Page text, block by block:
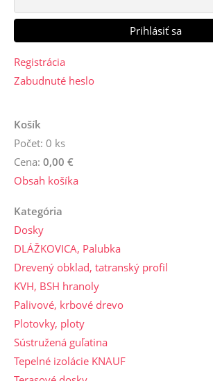
Registrácia
Zabudnuté heslo
Košík
Počet: 0 ks
Cena: 0,00 €
Obsah košíka
Kategória
Dosky
DLÁŽKOVICA, Palubka
Drevený obklad, tatranský profil
KVH, BSH hranoly
Palivové, krbové drevo
Plotovky, ploty
Sústružená guľatina
Tepelné izolácie KNAUF